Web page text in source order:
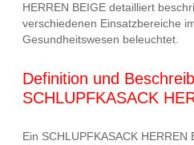
HERREN BEIGE detailliert
verschiedenen Einsatzbereiche
Gesundheitswesen beleuchtet.
Definition und
SCHLUPFKASACK
Ein SCHLUPFKASACK